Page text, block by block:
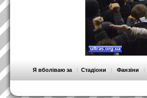
Я вболіваю за | Стадіони | Фанзіни |